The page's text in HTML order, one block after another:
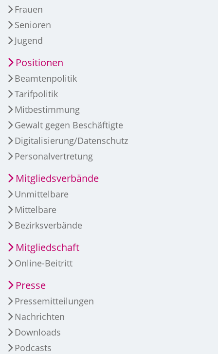
Frauen
Senioren
Jugend
Positionen
Beamtenpolitik
Tarifpolitik
Mitbestimmung
Gewalt gegen Beschäftigte
Digitalisierung/Datenschutz
Personalvertretung
Mitgliedsverbände
Unmittelbare
Mittelbare
Bezirksverbände
Mitgliedschaft
Online-Beitritt
Presse
Pressemitteilungen
Nachrichten
Downloads
Podcasts